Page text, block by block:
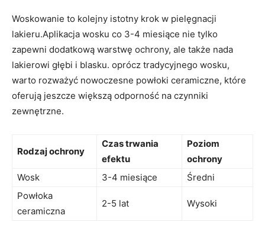
Woskowanie to kolejny istotny krok w pielęgnacji
lakieru.Aplikacja wosku co 3-4 miesiące nie tylko
zapewni dodatkową warstwę ochrony, ale także nada
lakierowi głębi i blasku. oprócz tradycyjnego wosku,
warto rozważyć nowoczesne powłoki ceramiczne, które
oferują jeszcze większą odporność na czynniki
zewnętrzne.
Rodzaj ochrony
Czas trwania
efektu
Poziom
ochrony
Wosk
3-4 miesiące
Średni
Powłoka
ceramiczna
2-5 lat Wysoki